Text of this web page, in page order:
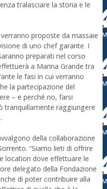
tralasciare la storia e le
proposte da massaie
di uno chef garante. I
preparati nel corso
a Marina Grande tra
le fasi in cui verranno
la partecipazione del
– e perché no, farsi
tranquillamente raggiungere
della collaborazione
“Siamo lieti di offrire
location dove effettuare le
delegato della Fondazione
di poter contribuire alla